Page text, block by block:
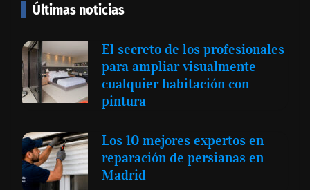
Últimas noticias
El secreto de los profesionales
para ampliar visualmente
cualquier habitación con
pintura
Los 10 mejores expertos en
reparación de persianas en
Madrid